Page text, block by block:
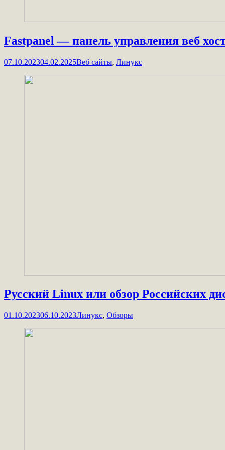
Fastpanel — панель управления веб
07.10.202304.02.2025Веб сайты, Линукс
Русский Linux или обзор Российских
01.10.202306.10.2023Линукс, Обзоры